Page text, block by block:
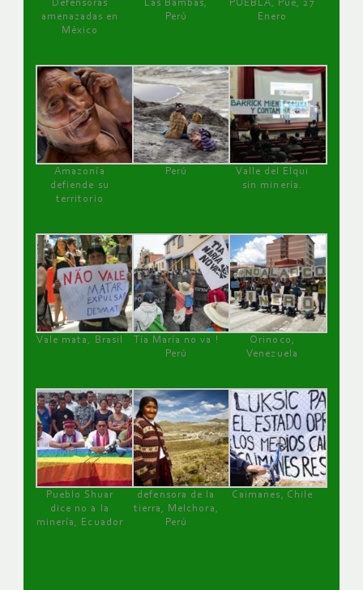
Defensoras
amenazadas en
México
Las Bambas,
Perú
PUEBLA, Pue, 27
Enero
Amazonía
defiende su
territorio
Perú
Valle del Elqui
sin minería.
Vale mata, Brasil
Tía María no va !
Perú
Orinoco,
Venezuela
Pueblo Shuar
dice no a la
minería, Ecuador
defensora de la
tierra, Melchora,
Perú
Caimanes, Chile